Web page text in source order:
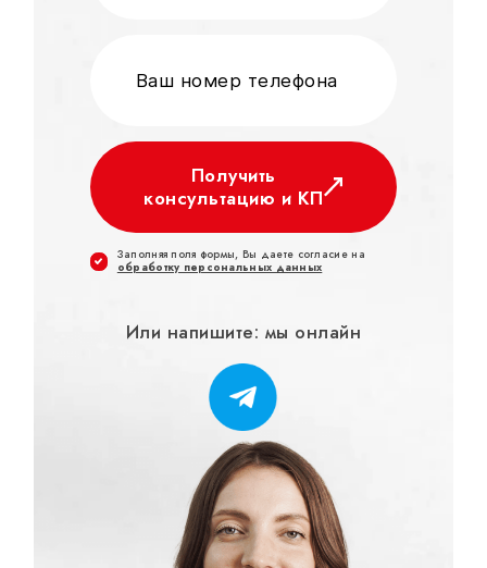
Получить
консультацию и КП
Заполняя поля формы, Вы даете согласие на
обработку персональных данных
Или напишите: мы онлайн